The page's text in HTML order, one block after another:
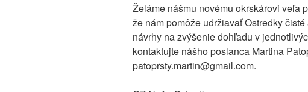
Želáme nášmu novému okrskárovi veľa
že nám pomôže udržiavať Ostredky
návrhy na zvýšenie dohľadu v
kontaktujte nášho poslanca Martina
patoprsty.martin@gmail.com.